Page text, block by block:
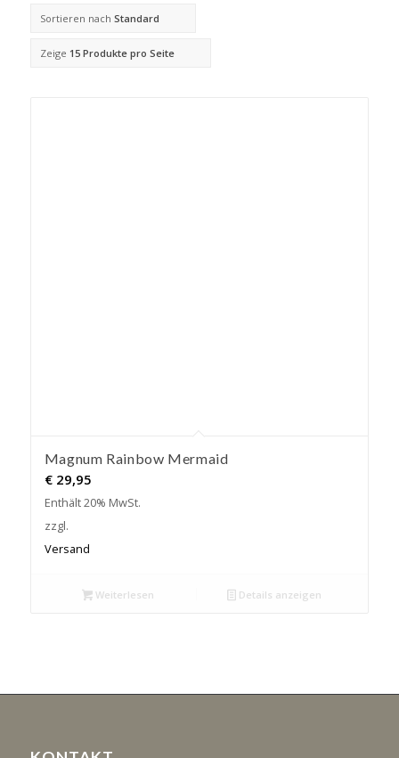
Sortieren nach Standard
Zeige 15 Produkte pro Seite
Magnum Rainbow Mermaid
€29,95
Enthält 20% MwSt.
zzgl.
Versand
Weiterlesen Details anzeigen